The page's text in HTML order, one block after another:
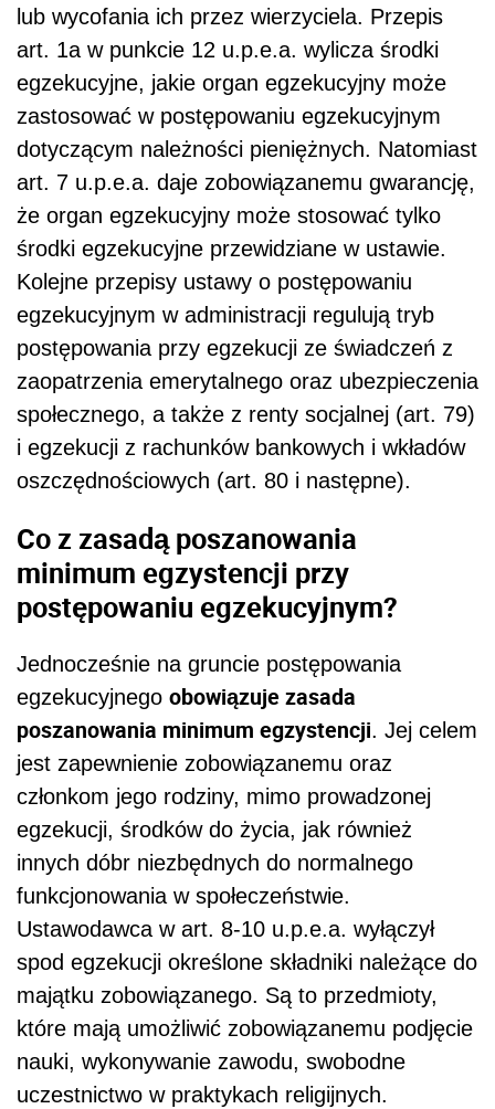
lub wycofania ich przez wierzyciela. Przepis
art. 1a w punkcie 12 u.p.e.a. wylicza środki
egzekucyjne, jakie organ egzekucyjny może
zastosować w postępowaniu egzekucyjnym
dotyczącym należności pieniężnych. Natomiast
art. 7 u.p.e.a. daje zobowiązanemu gwarancję,
że organ egzekucyjny może stosować tylko
środki egzekucyjne przewidziane w ustawie.
Kolejne przepisy ustawy o postępowaniu
egzekucyjnym w administracji regulują tryb
postępowania przy egzekucji ze świadczeń z
zaopatrzenia emerytalnego oraz ubezpieczenia
społecznego, a także z renty socjalnej (art. 79)
i egzekucji z rachunków bankowych i wkładów
oszczędnościowych (art. 80 i następne).
Co z zasadą poszanowania
minimum egzystencji przy
postępowaniu egzekucyjnym?
Jednocześnie na gruncie postępowania
egzekucyjnego obowiązuje zasada
poszanowania minimum egzystencji. Jej celem
jest zapewnienie zobowiązanemu oraz
członkom jego rodziny, mimo prowadzonej
egzekucji, środków do życia, jak również
innych dóbr niezbędnych do normalnego
funkcjonowania w społeczeństwie.
Ustawodawca w art. 8-10 u.p.e.a. wyłączył
spod egzekucji określone składniki należące do
majątku zobowiązanego. Są to przedmioty,
które mają umożliwić zobowiązanemu podjęcie
nauki, wykonywanie zawodu, swobodne
uczestnictwo w praktykach religijnych.